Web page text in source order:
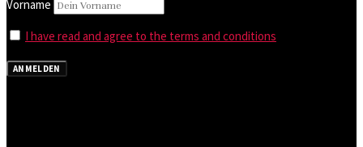
Vorname
I have read and agree to the terms and conditions
ANMELDEN